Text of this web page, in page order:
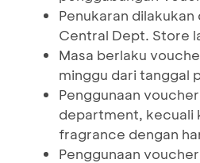
Penukaran
Central Dept. Store
Masa berlaku
minggu dari tanggal
Penggunaan
department, kecuali
fragrance dengan
Penggunaan